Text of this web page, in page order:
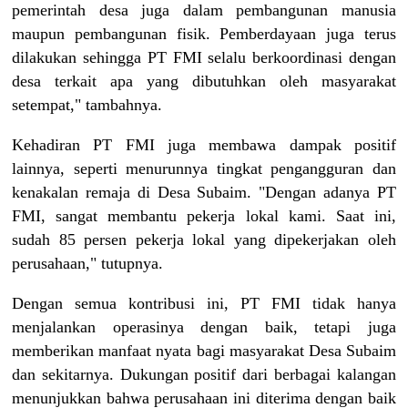
pemerintah desa juga dalam pembangunan manusia
maupun pembangunan fisik. Pemberdayaan juga terus
dilakukan sehingga PT FMI selalu berkoordinasi dengan
desa terkait apa yang dibutuhkan oleh masyarakat
setempat," tambahnya.
Kehadiran PT FMI juga membawa dampak positif
lainnya, seperti menurunnya tingkat pengangguran dan
kenakalan remaja di Desa Subaim. "Dengan adanya PT
FMI, sangat membantu pekerja lokal kami. Saat ini,
sudah 85 persen pekerja lokal yang dipekerjakan oleh
perusahaan," tutupnya.
Dengan semua kontribusi ini, PT FMI tidak hanya
menjalankan operasinya dengan baik, tetapi juga
memberikan manfaat nyata bagi masyarakat Desa Subaim
dan sekitarnya. Dukungan positif dari berbagai kalangan
menunjukkan bahwa perusahaan ini diterima dengan baik